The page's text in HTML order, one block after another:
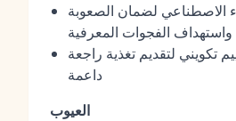
الاصطناعي لضمان الصعوبة
واستهداف الفجوات المعرفية
تكويني لتقديم تغذية راجعة
داعمة
العيوب